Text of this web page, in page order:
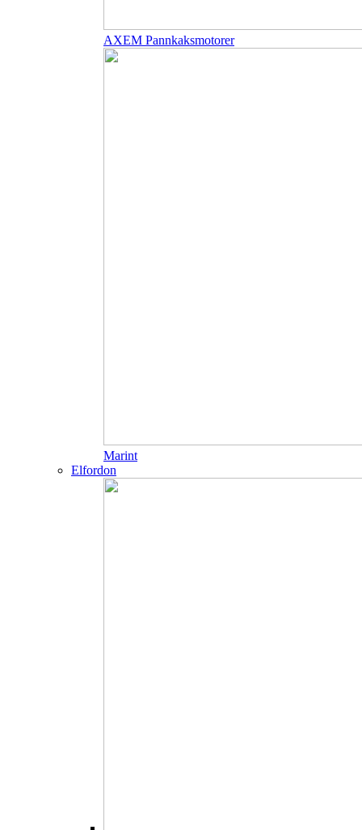
AXEM Pannkaksmotorer
Marint
Elfordon